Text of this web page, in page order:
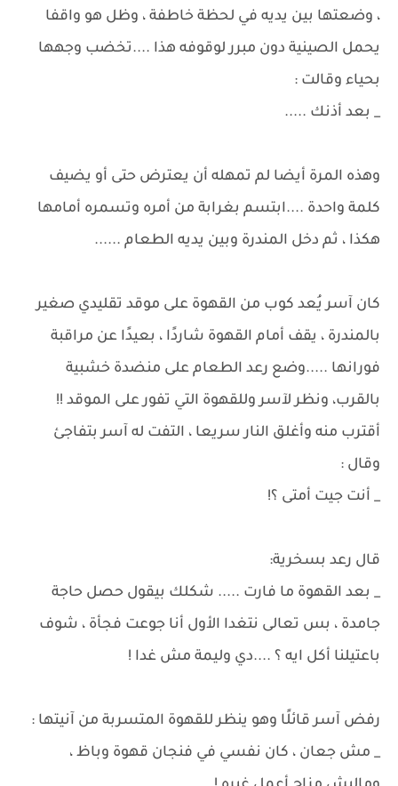
، وضعتها بين يديه في لحظة خاطفة ، وظل هو واقفا
يحمل الصينية دون مبرر لوقوفه هذا ....تخضب وجهها
بحياء وقالت :
_ بعد أذنك .....
وهذه المرة أيضا لم تمهله أن يعترض حتى أو يضيف
كلمة واحدة ....ابتسم بغرابة من أمره وتسمره أمامها
هكذا ، ثم دخل المندرة وبين يديه الطعام ......
كان آسر يُعد كوب من القهوة على موقد تقليدي صغير
بالمندرة ، يقف أمام القهوة شاردًا ، بعيدًا عن مراقبة
فورانها .....وضع رعد الطعام على منضدة خشبية
بالقرب، ونظر لآسر وللقهوة التي تفور على الموقد !!
أقترب منه وأغلق النار سريعا ، التفت له آسر بتفاجئ
وقال :
_ أنت جيت أمتى ؟!
قال رعد بسخرية:
_ بعد القهوة ما فارت ..... شكلك بيقول حصل حاجة
جامدة ، بس تعالى نتغدا الأول أنا جوعت فجأة ، شوف
باعتيلنا أكل ايه ؟ ....دي وليمة مش غدا !
رفض آسر قائلًا وهو ينظر للقهوة المتسربة من آنيتها :
_ مش جعان ، كان نفسي في فنجان قهوة وباظ ،